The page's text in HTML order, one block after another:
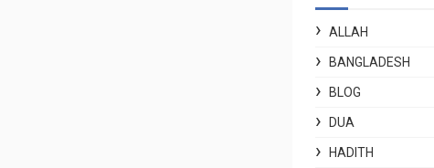
ALLAH
BANGLADESH
BLOG
DUA
HADITH